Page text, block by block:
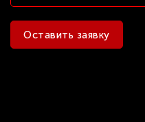
Оставить заявку